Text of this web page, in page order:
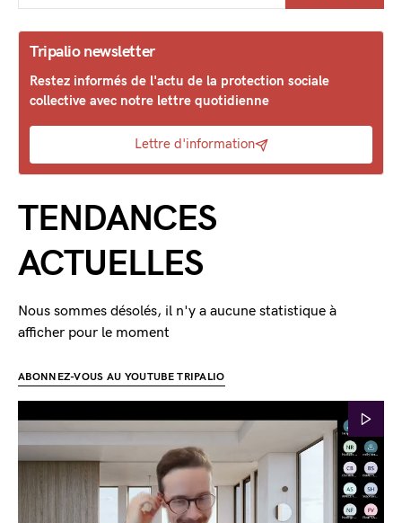
Tripalio newsletter
Restez informés de l'actu de la protection sociale
collective avec notre lettre quotidienne
Lettre d'information
TENDANCES
ACTUELLES
Nous sommes désolés, il n'y a aucune statistique à
afficher pour le moment
ABONNEZ-VOUS AU YOUTUBE TRIPALIO